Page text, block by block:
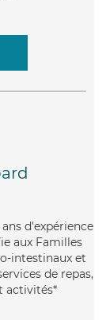
d'expérience
aux Familles
intestinaux et
de repas,
activités*